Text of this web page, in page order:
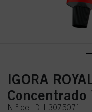
IGORA
N.º de IDH 3075071